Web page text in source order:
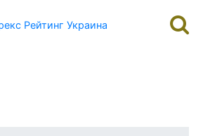
Рейтинг Украина